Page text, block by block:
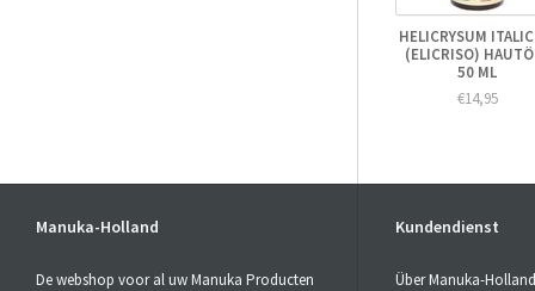
HELICRYSUM
(ELICRISO)
50 ML
€14,95
Manuka-Holland
De webshop voor al uw Manuka Producten
Kundendienst
Über Manuka-Holland